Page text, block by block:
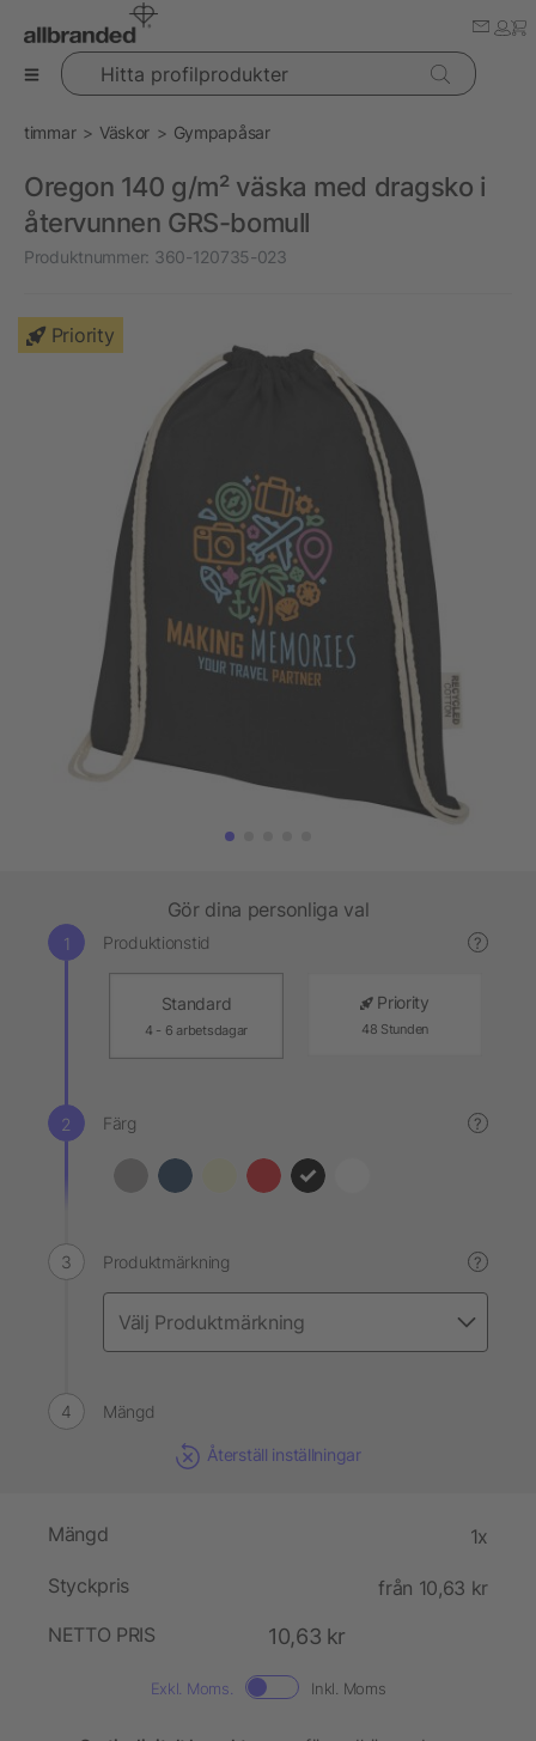
Hitta profilprodukter
timmar Väskor Gympapåsar
Oregon 140 g/m² väska med dragsko i
återvunnen GRS-bomull
Produktnummer: 360-120735-023
Priority
Gör dina personliga val
Produktionstid ?
Standard
4 - 6 arbetsdagar
Priority
48 Stunden
Färg ?
Produktmärkning ?
Mängd
Återställ inställningar
Mängd 1x
Styckpris
från 10,63 kr
NETTO PRIS
10,63 kr
Exkl. Moms. Inkl. Moms